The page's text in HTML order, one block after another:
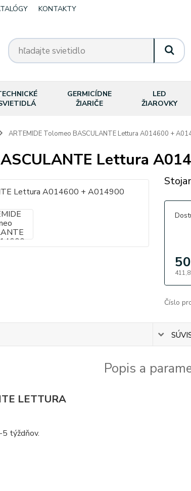
KONTAKTY
GERMICÍDNE
ŽIARIČE
LED
ŽIAROVKY
ARTEMIDE Tolomeo BASCULANTE Lettura A014600 +
Lettura
Číslo
Popis a
LETTURA
5 týždňov.